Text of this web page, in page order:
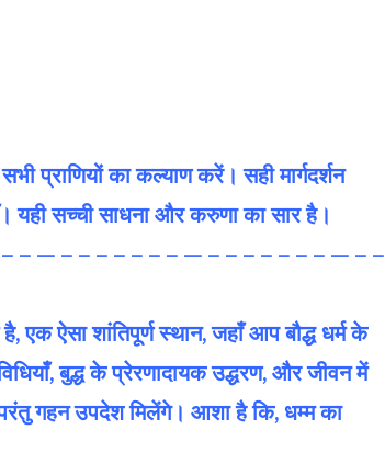
प्राणियों का कल्याण करें। सही मार्गदर्शन
यही सच्ची साधना और करुणा का सार है।
– — – – – – – – – — – – – – – – – — – –
ऐसा शांतिपूर्ण स्थान, जहाँ आप बौद्ध धर्म के
बुद्ध के प्रेरणादायक उद्धरण, और जीवन में
गहन उपदेश मिलेंगे। आशा है कि, धम्म का